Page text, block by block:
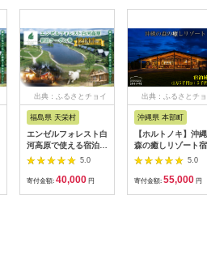
出典：ふるさとチョイ
福島県 天栄村
エンゼルフォレスト白
河高原で使える宿泊ク
ーポン券（12,000円
相当） F21T-097
5.0
寄付金額: 40,000 円
出典：ふるさとチョ
沖縄県 本部町
【ホルトノキ】沖
森の癒しリゾート宿
補助券（１万５千円
分：５千円券３枚）
5.0
寄付金額: 55,000 円